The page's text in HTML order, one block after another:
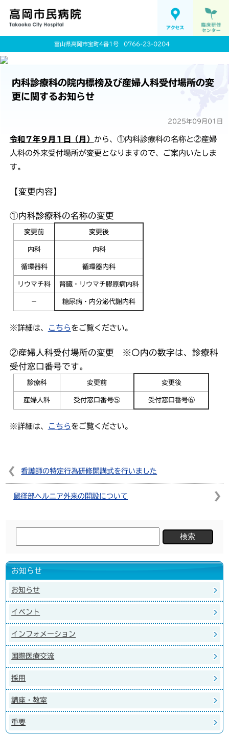
富山県高岡市宝町4番1号 0766-23-0204
内科診療科の院内標榜及び産婦人科受付場所の変
更に関するお知らせ
2025年09月01日
令和７年９月１日（月） から、①内科診療科の名称と②産婦
人科の外来受付場所が変更となりますので、ご案内いたしま
す。
【変更内容】
①内科診療科の名称の変更
変更前 変更後
内科 内科
循環器科 循環器内科
リウマチ科 腎臓・リウマチ膠原病内科
－ 糖尿病・内分泌代謝内科
※詳細は、 こちら をご覧ください。
②産婦人科受付場所の変更 ※〇内の数字は、診療科
受付窓口番号です。
診療科 変更前 変更後
産婦人科 受付窓口番号⑤ 受付窓口番号⑥
※詳細は、 こちら をご覧ください。
看護師の特定行為研修開講式を行いました
鼠径部ヘルニア外来の開設について
索:
お知らせ
お知らせ
イベント
インフォメーション
国際医療交流
採用
講座・教室
重要